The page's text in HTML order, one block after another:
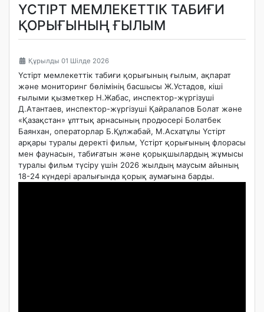
ҮСТІРТ МЕМЛЕКЕТТІК ТАБИҒИ
ҚОРЫҒЫНЫҢ ҒЫЛЫМ
Құрылды 01 Шілде 2026
Үстірт мемлекеттік табиғи қорығының ғылым, ақпарат
және мониторинг бөлімінің басшысы Ж.Устадов, кіші
ғылыми қызметкер Н.Жабас, инспектор-жүргізуші
Д.Атантаев, инспектор-жүргізуші Қайралапов Болат және
«Қазақстан» ұлттық арнасының продюсері Болатбек
Баянхан, операторлар Б.Құлжабай, М.Асхатұлы Үстірт
арқары туралы деректі фильм, Үстірт қорығының флорасы
мен фаунасын, табиғатын және қорықшылардың жұмысы
туралы фильм түсіру үшін 2026 жылдың маусым айының
18-24 күндері аралығында қорық аумағына барды.